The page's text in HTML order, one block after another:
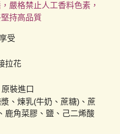
嚴格禁止人工香料色素，
持高品質
受
拉花
裝進口
、煉乳(牛奶、蔗糖)、蔗
鹿角菜膠、鹽、己二烯酸